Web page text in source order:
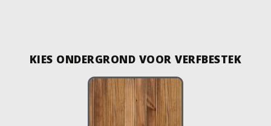
KIES ONDERGROND VOOR VERFBESTEK